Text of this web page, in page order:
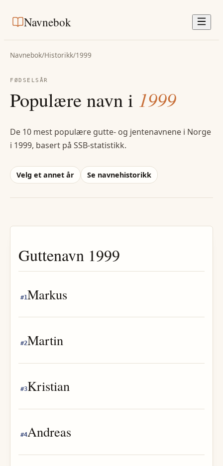
Navnebok
Navnebok/Historikk/1999
FØDSELSÅR
Populære navn i 1999
De 10 mest populære gutte- og jentenavnene i Norge
i 1999, basert på SSB-statistikk.
Velg et annet år Se navnehistorikk
Guttenavn 1999
#1Markus
#2Martin
#3Kristian
#4Andreas